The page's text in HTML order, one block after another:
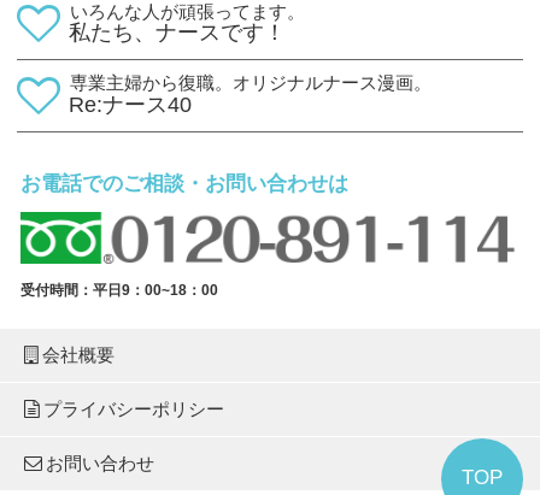
いろんな人が頑張ってます。
私たち、ナースです！
専業主婦から復職。オリジナルナース漫画。
Re:ナース40
TOP
お電話でのご相談・お問い合わせは
受付時間：平日9：00~18：00
会社概要
プライバシーポリシー
お問い合わせ